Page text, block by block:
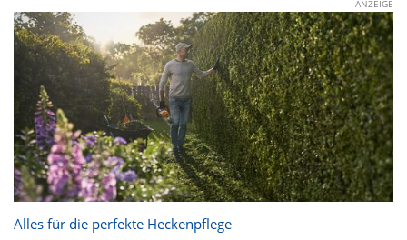
ANZEIGE
Alles für die perfekte Heckenpflege